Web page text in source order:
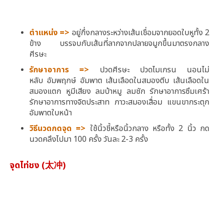
ตำแหน่ง => อยู่กึ่งกลางระหว่างเส้นเชื่อมจากยอดใบหูทั้ง 2
ข้าง บรรจบกับเส้นที่ลากจากปลายจมูกขึ้นมาตรงกลาง
ศีรษะ
รักษาอาการ => ปวดศีรษะ ปวดไมเกรน นอนไม่
หลับ อัมพฤกษ์ อัมพาต เส้นเลือดในสมองตีบ เส้นเลือดใน
สมองแตก หูมีเสียง ลมบ้าหมู ลมชัก รักษาอาการซึมเศร้า
รักษาอาการทางจิตประสาท ภาวะสมองเสื่อม แขนขากระตุก
อัมพาตใบหน้า
วิธีนวดกดจุด => ใช้นิ้วชี้หรือนิ้วกลาง หรือทั้ง 2 นิ้ว กด
นวดคลึงไปมา 100 ครั้ง วันละ 2-3 ครั้ง
จุดไท่ชง (太冲)